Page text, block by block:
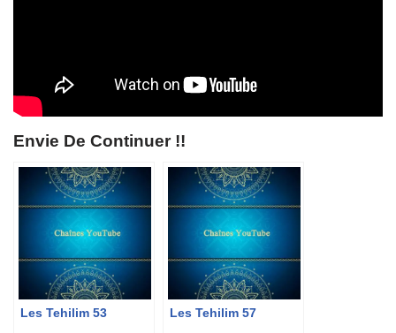
Envie De Continuer !!
Les Tehilim 53 Les Tehilim 57